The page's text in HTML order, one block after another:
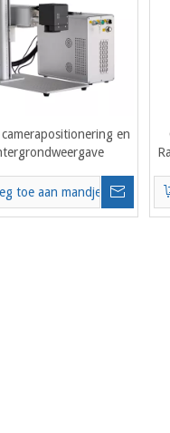
en
voor
kunststof
toe aan mandje